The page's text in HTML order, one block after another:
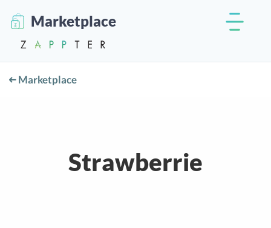
Marketplace
Marketplace
Strawberrie